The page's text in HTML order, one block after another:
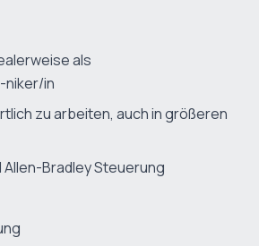
als
niker/in
zu arbeiten, auch in größeren
Allen-Bradley Steuerung